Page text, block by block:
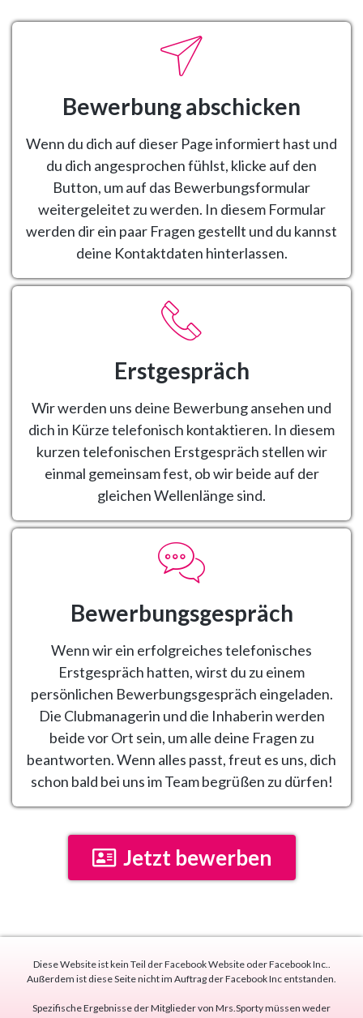
Bewerbung abschicken
Wenn du dich auf dieser Page informiert hast und
du dich angesprochen fühlst, klicke auf den
Button, um auf das Bewerbungsformular
weitergeleitet zu werden. In diesem Formular
werden dir ein paar Fragen gestellt und du kannst
deine Kontaktdaten hinterlassen.
Erstgespräch
Wir werden uns deine Bewerbung ansehen und
dich in Kürze telefonisch kontaktieren. In diesem
kurzen telefonischen Erstgespräch stellen wir
einmal gemeinsam fest, ob wir beide auf der
gleichen Wellenlänge sind.
Bewerbungsgespräch
Wenn wir ein erfolgreiches telefonisches
Erstgespräch hatten, wirst du zu einem
persönlichen Bewerbungsgespräch eingeladen.
Die Clubmanagerin und die Inhaberin werden
beide vor Ort sein, um alle deine Fragen zu
beantworten. Wenn alles passt, freut es uns, dich
schon bald bei uns im Team begrüßen zu dürfen!
Jetzt bewerben
Diese Website ist kein Teil der Facebook Website oder Facebook Inc..
Außerdem ist diese Seite nicht im Auftrag der Facebook Inc entstanden.
Spezifische Ergebnisse der Mitglieder von Mrs.Sporty müssen weder